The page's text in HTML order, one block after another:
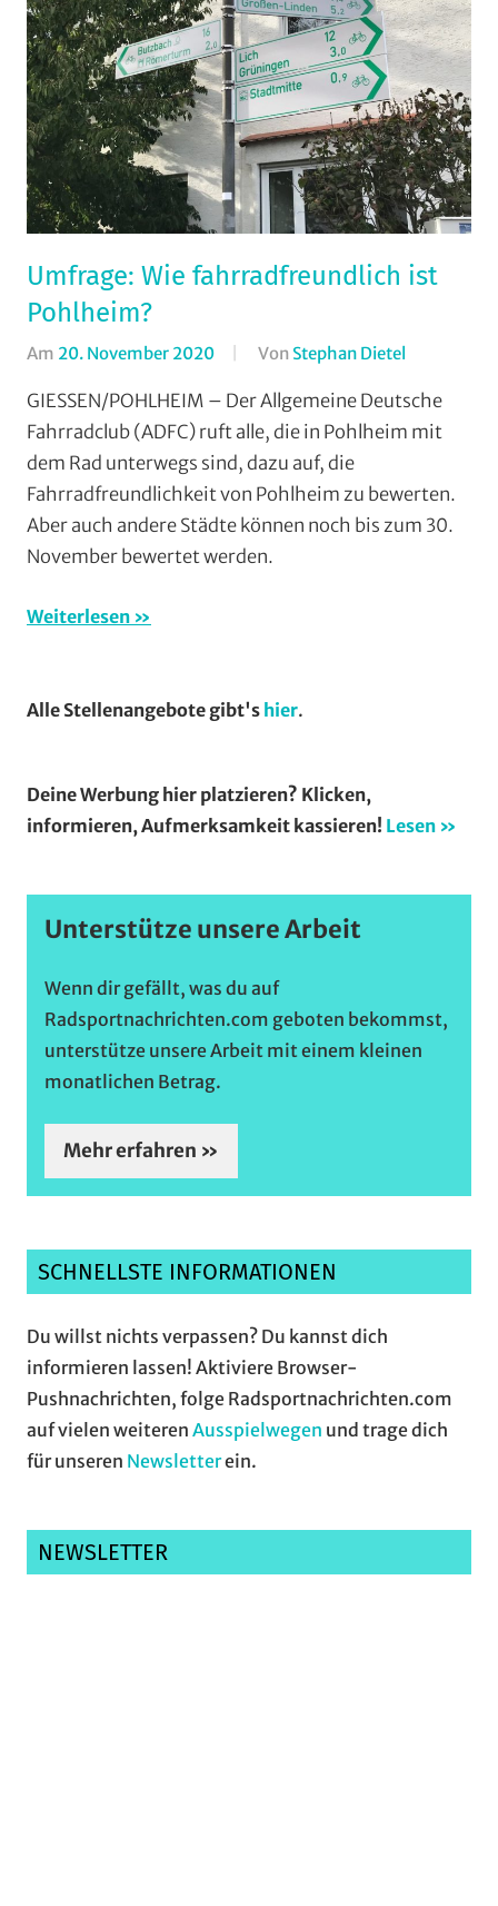
Umfrage: Wie fahrradfreundlich ist
Pohlheim?
Am 20. November 2020 Von Stephan Dietel
Gießen
Vereine
GIESSEN/POHLHEIM – Der Allgemeine Deutsche
Fahrradclub (ADFC) ruft alle, die in Pohlheim mit
dem Rad unterwegs sind, dazu auf, die
Fahrradfreundlichkeit von Pohlheim zu bewerten.
Aber auch andere Städte können noch bis zum 30.
November bewertet werden.
Weiterlesen
Alle Stellenangebote gibt's hier.
Deine Werbung hier platzieren? Klicken,
informieren, Aufmerksamkeit kassieren! Lesen »
Unterstütze unsere Arbeit
Wenn dir gefällt, was du auf
Radsportnachrichten.com geboten bekommst,
unterstütze unsere Arbeit mit einem kleinen
monatlichen Betrag.
Mehr erfahren »
SCHNELLSTE INFORMATIONEN
Du willst nichts verpassen? Du kannst dich
informieren lassen! Aktiviere Browser-
Pushnachrichten, folge Radsportnachrichten.com
auf vielen weiteren Ausspielwegen und trage dich
für unseren Newsletterein.
NEWSLETTER